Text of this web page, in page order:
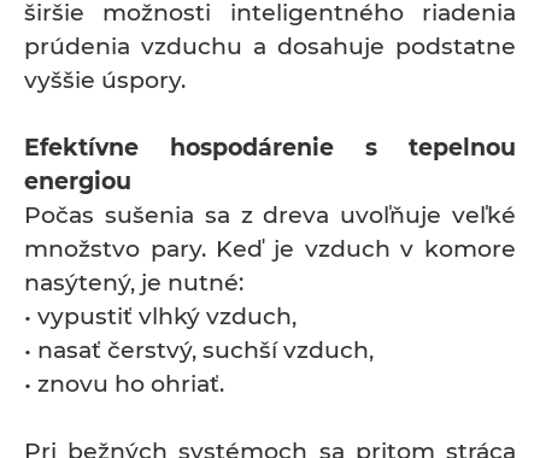
širšie možnosti inteligentného riadenia
prúdenia vzduchu a dosahuje podstatne
vyššie úspory.
Efektívne hospodárenie s tepelnou
energiou
Počas sušenia sa z dreva uvoľňuje veľké
množstvo pary. Keď je vzduch v komore
nasýtený, je nutné:
• vypustiť vlhký vzduch,
• nasať čerstvý, suchší vzduch,
• znovu ho ohriať.
Pri bežných systémoch sa pritom stráca